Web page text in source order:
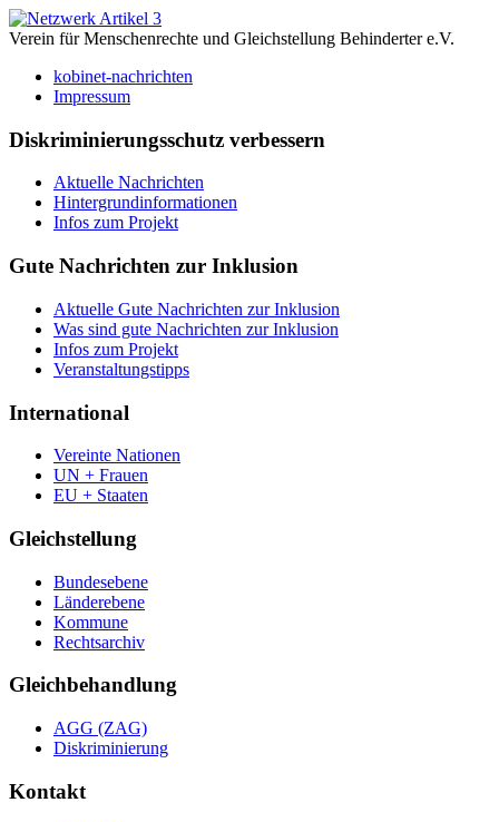
Verein für Menschenrechte und Gleichstellung Behinderter e.V.
kobinet-nachrichten
Impressum
Diskriminierungsschutz verbessern
Aktuelle Nachrichten
Hintergrundinformationen
Infos zum Projekt
Gute Nachrichten zur Inklusion
Aktuelle Gute Nachrichten zur Inklusion
Was sind gute Nachrichten zur Inklusion
Infos zum Projekt
Veranstaltungstipps
International
Vereinte Nationen
UN + Frauen
EU + Staaten
Gleichstellung
Bundesebene
Länderebene
Kommune
Rechtsarchiv
Gleichbehandlung
AGG (ZAG)
Diskriminierung
Kontakt